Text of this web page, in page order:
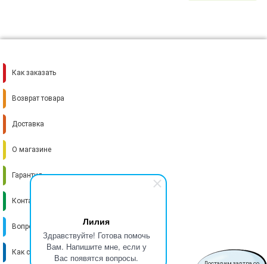
Лилия
Здравствуйте! Готова помочь
Вам. Напишите мне, если у
Вас появятся вопросы.
Как заказать
Возврат товара
Доставка
О магазине
Гарантия
Контакты
Вопрос-ответ
Как стать поставщиком